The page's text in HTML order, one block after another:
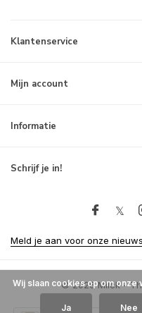
Klantenservice
Mijn account
Informatie
Schrijf je in!
Meld je aan voor onze
© 2026 Milck -
Wij slaan cookies op om
Ja Nee